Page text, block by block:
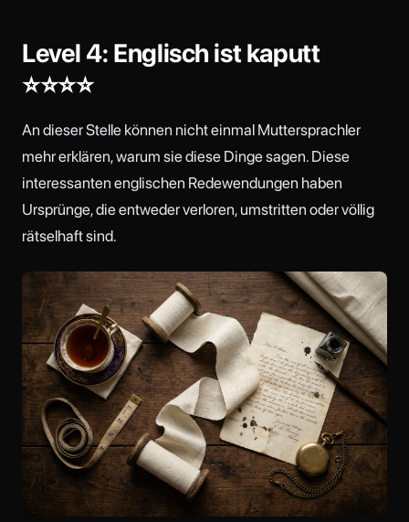
Level 4: Englisch ist kaputt
⭐⭐⭐⭐
An dieser Stelle können nicht einmal Muttersprachler
mehr erklären, warum sie diese Dinge sagen. Diese
interessanten englischen Redewendungen haben
Ursprünge, die entweder verloren, umstritten oder völlig
rätselhaft sind.